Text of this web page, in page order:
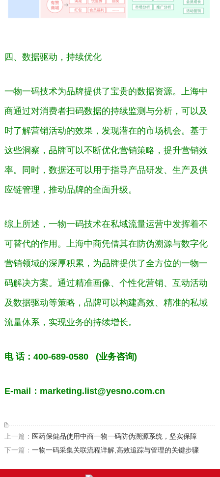
四、数据驱动，持续优化
一物一码技术为品牌提供了宝贵的数据资源。上海中
商通过对消费者扫码数据的持续监测与分析，可以及
时了解营销活动的效果，发现潜在的市场机会。基于
这些洞察，品牌可以不断优化营销策略，提升营销效
率。同时，数据还可以用于指导产品研发、生产及供
应链管理，推动品牌的全面升级。
综上所述，一物一码技术在私域流量运营中发挥着不
可替代的作用。上海中商凭借其在防伪溯源与数字化
营销领域的深厚积累，为品牌提供了全方位的一物一
码解决方案。通过精准画像、个性化营销、互动活动
及数据驱动等策略，品牌可以构建高效、精准的私域
流量体系，实现业务的持续增长。
电话：400-689-0580 (业务咨询)
E-mail：marketing.list@yesno.com.cn
上一篇： 医药保健品使用中商一物一码防伪溯源系统，坚实保障
下一篇： 一物一码采集关联流程详解,高效追踪与管理的关键步骤